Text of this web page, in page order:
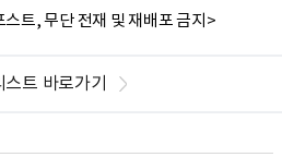
트, 무단 전재 및 재배포 금지>
스트 바로가기